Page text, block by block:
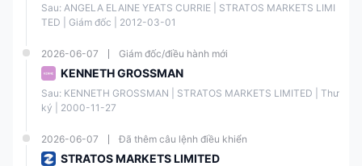
Bảo vệ Nhà đầu tư
Kiểm toán Tài chính
Bảo Hiểm
Sau: ANGELA ELAINE YEATS CURRIE | STRATOS MARKETS LIMI
TED | Giám đốc | 2012-03-01
2026-06-07 Giám đốc/điều hành mới
KENNETH GROSSMAN
Sau: KENNETH GROSSMAN | STRATOS MARKETS LIMITED | Thư
ký | 2000-11-27
2026-06-07 Đã thêm câu lệnh điều khiển
STRATOS MARKETS LIMITED